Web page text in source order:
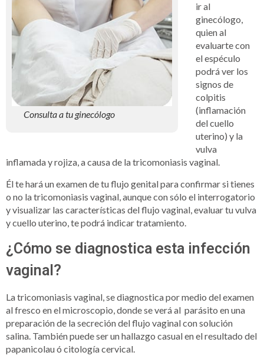
Consulta a tu ginecólogo
ir al
ginecólogo,
quien al
evaluarte con
el espéculo
podrá ver los
signos de
colpitis
(inflamación
del cuello
uterino) y la
vulva
inflamada y rojiza, a causa de la tricomoniasis vaginal.
Él te hará un examen de tu flujo genital para confirmar si tienes
o no la tricomoniasis vaginal, aunque con sólo el interrogatorio
y visualizar las características del flujo vaginal, evaluar tu vulva
y cuello uterino, te podrá indicar tratamiento.
¿Cómo se diagnostica esta infección
vaginal?
La tricomoniasis vaginal, se diagnostica por medio del examen
al fresco en el microscopio, donde se verá al parásito en una
preparación de la secreción del flujo vaginal con solución
salina. También puede ser un hallazgo casual en el resultado del
papanicolau ó citología cervical.